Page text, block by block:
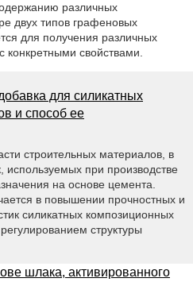
различных
двух типов графеновых
для получения различных
свойствами.
для силикатных
и способ ее
строительных материалов, в
используемых при производстве
на основе цемента.
в повышении прочностных и
силикатных композиционных
структуры
шлака, активированного